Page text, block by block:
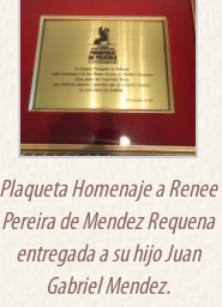
Plaqueta Homenaje a Renee
Pereira de Mendez Requena
entregada a su hijo Juan
Gabriel Mendez.